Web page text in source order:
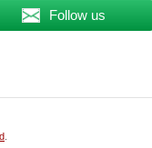
Follow us